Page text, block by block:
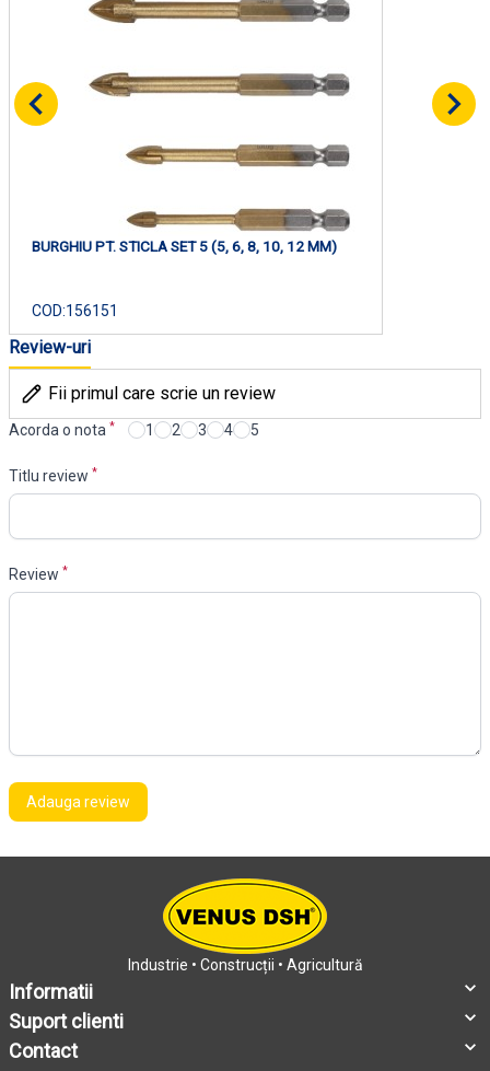
BURGHIU PT. STICLA SET 5 (5, 6, 8, 10, 12 MM)
COD:156151
Review-uri
Fii primul care scrie un review
Acorda o nota * 1 2 3 4 5
Titlu review *
Review *
Adauga review
Industrie • Construcții • Agricultură
Informatii
Suport clienti
Contact